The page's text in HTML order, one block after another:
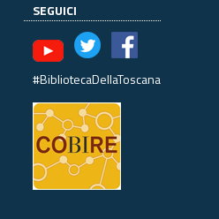
SEGUICI
#BibliotecaDellaToscana